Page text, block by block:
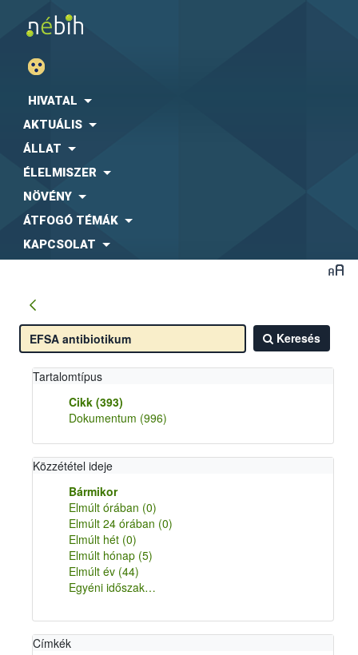
HIVATAL
AKTUÁLIS
ÁLLAT
ÉLELMISZER
NÖVÉNY
ÁTFOGÓ TÉMÁK
KAPCSOLAT
Keresés
Tartalomtípus
Cikk (393)
Dokumentum (996)
Közzététel ideje
Bármikor
Elmúlt órában (0)
Elmúlt 24 órában (0)
Elmúlt hét (0)
Elmúlt hónap (5)
Elmúlt év (44)
Egyéni időszak…
Címkék